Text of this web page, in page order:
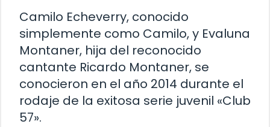
Camilo Echeverry, conocido
simplemente como Camilo, y Evaluna
Montaner, hija del reconocido
cantante Ricardo Montaner, se
conocieron en el año 2014 durante el
rodaje de la exitosa serie juvenil «Club
57».